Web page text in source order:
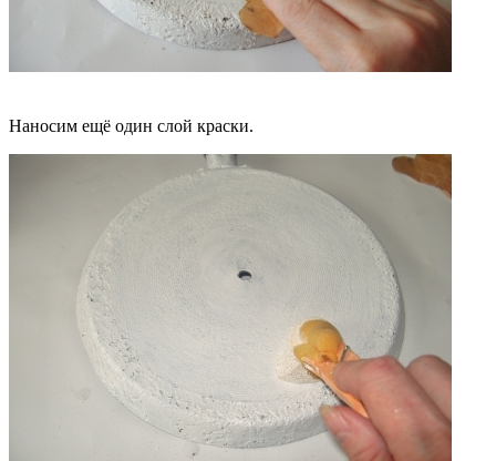
Наносим ещё один слой краски.